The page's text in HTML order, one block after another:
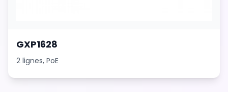
GXP1628
2 lignes, PoE